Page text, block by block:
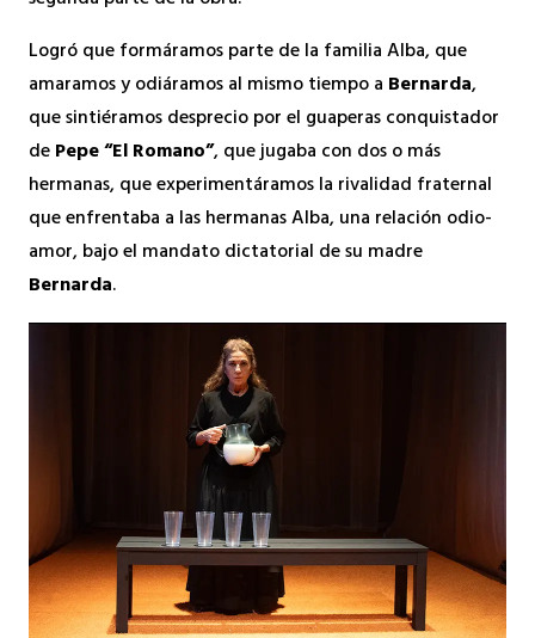
Logró que formáramos parte de la familia Alba, que
amaramos y odiáramos al mismo tiempo a Bernarda,
que sintiéramos desprecio por el guaperas conquistador
dePepe “El Romano”, que jugaba con dos o más
hermanas, que experimentáramos la rivalidad fraternal
que enfrentaba a las hermanas Alba, una relación odio-
amor, bajo el mandato dictatorial de su madre
Bernarda.